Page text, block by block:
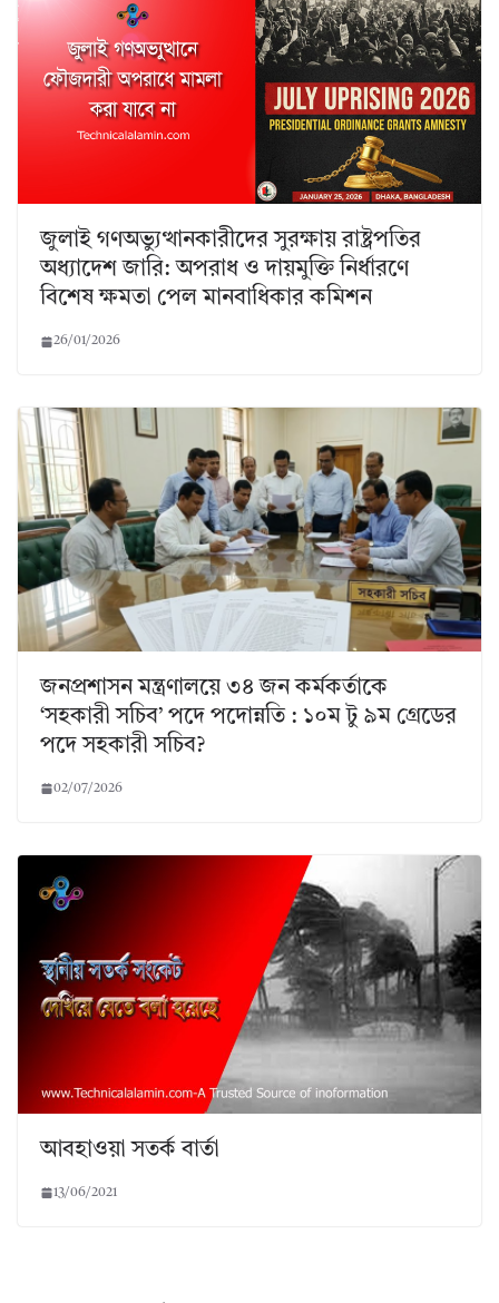
জুলাই গণঅভ্যুত্থানকারীদের সুরক্ষায় রাষ্ট্রপতির
অধ্যাদেশ জারি: অপরাধ ও দায়মুক্তি নির্ধারণে
বিশেষ ক্ষমতা পেল মানবাধিকার কমিশন
26/01/2026
জনপ্রশাসন মন্ত্রণালয়ে ৩৪ জন কর্মকর্তাকে
‘সহকারী সচিব’ পদে পদোন্নতি : ১০ম টু ৯ম গ্রেডের
পদে সহকারী সচিব?
02/07/2026
আবহাওয়া সতর্ক বার্তা
13/06/2021